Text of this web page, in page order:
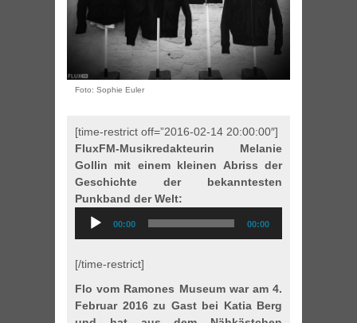
Foto: Sophie Euler
[time-restrict off=”2016-02-14 20:00:00″]
FluxFM-Musikredakteurin Melanie
Gollin mit einem kleinen Abriss der
Geschichte der bekanntesten
Punkband der Welt:
Audio
Player
00:00 00:00
[/time-restrict]
Flo vom Ramones Museum war am 4.
Februar 2016 zu Gast bei Katia Berg